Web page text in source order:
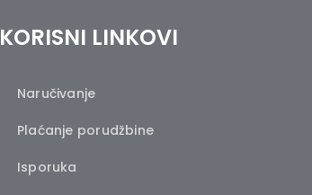
KORISNI LINKOVI
Naručivanje
Plaćanje porudžbine
Isporuka